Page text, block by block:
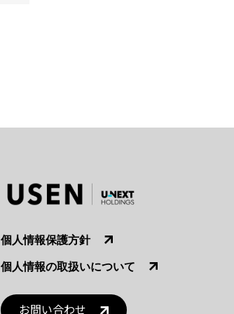
個人情報保護方針
個人情報の取扱いについて
お問い合わせ